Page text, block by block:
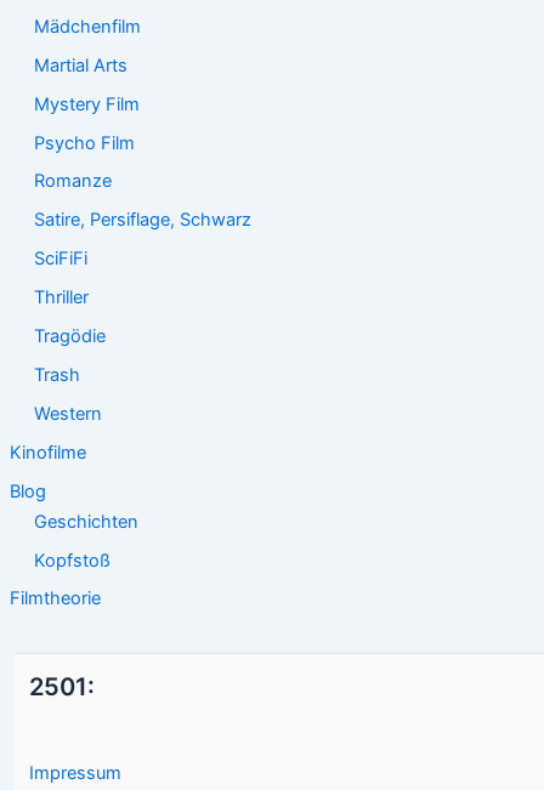
Mädchenfilm
Martial Arts
Mystery Film
Psycho Film
Romanze
Satire, Persiflage, Schwarz
SciFiFi
Thriller
Tragödie
Trash
Western
Kinofilme
Blog
Geschichten
Kopfstoß
Filmtheorie
2501:
Impressum